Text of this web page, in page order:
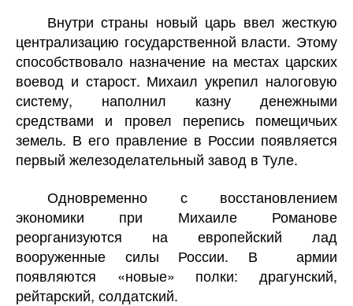
Внутри страны новый царь ввел жесткую
централизацию государственной власти. Этому
способствовало назначение на местах царских
воевод и старост. Михаил укрепил налоговую
систему, наполнил казну денежными
средствами и провел перепись помещичьих
земель. В его правление в России появляется
первый железоделательный завод в Туле.
Одновременно с восстановлением
экономики при Михаиле Романове
реорганизуются на европейский лад
вооруженные силы России. В
армии
появляются «новые» полки: драгунский,
рейтарский, солдатский.